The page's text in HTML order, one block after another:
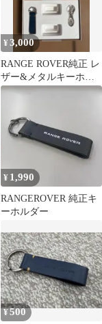
¥3,000
RANGE ROVER純正 レ
ザー&メタルキーホル
ダー 未使用
¥ 1,990
RANGEROVER 純正キ
ーホルダー
¥500